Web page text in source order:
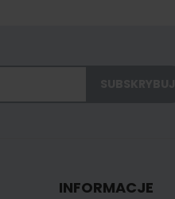
INFORMACJE